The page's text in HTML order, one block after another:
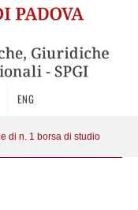
ENG
di n. 1 borsa di studio per